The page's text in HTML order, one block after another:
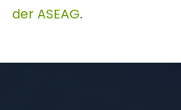
der ASEAG.